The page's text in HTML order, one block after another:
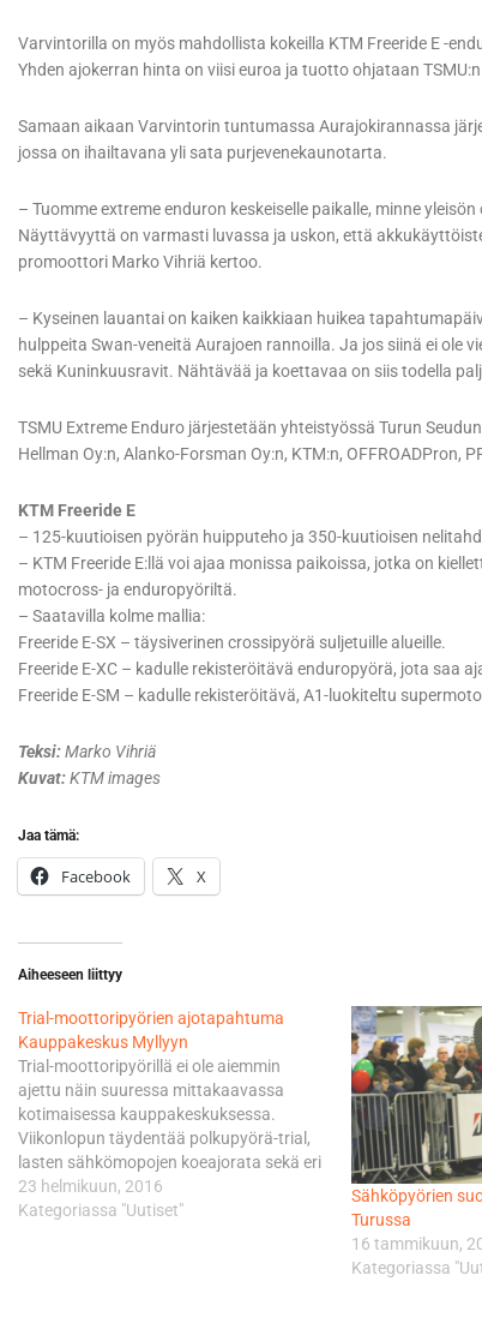
Varvintorilla on myös mahdollista kokeilla KTM Freeride E -
Yhden ajokerran hinta on viisi euroa ja tuotto ohjataan
Samaan aikaan Varvintorin tuntumassa Aurajokirannassa
jossa on ihailtavana yli sata purjevenekaunotarta.
– Tuomme extreme enduron keskeiselle paikalle, minne
Näyttävyyttä on varmasti luvassa ja uskon, että
promoottori Marko Vihriä kertoo.
– Kyseinen lauantai on kaiken kaikkiaan huikea
hulppeita Swan-veneitä Aurajoen rannoilla. Ja jos siinä ei ole
sekä Kuninkuusravit. Nähtävää ja koettavaa on siis todella
TSMU Extreme Enduro järjestetään yhteistyössä Turun
Hellman Oy:n, Alanko-Forsman Oy:n, KTM:n, OFFROADPron,
KTM Freeride E
– 125-kuutioisen pyörän huipputeho ja 350-kuutioisen
– KTM Freeride E:llä voi ajaa monissa paikoissa, jotka on
motocross- ja enduropyöriltä.
– Saatavilla kolme mallia:
Freeride E-SX – täysiverinen crossipyörä suljetuille alueille.
Freeride E-XC – kadulle rekisteröitävä enduropyörä, jota saa
Freeride E-SM – kadulle rekisteröitävä, A1-luokiteltu
Teksi:Marko Vihriä
Kuvat:KTM images
Jaa tämä:
Facebook X
Aiheeseen liittyy
Trial-moottoripyörien ajotapahtuma
Kauppakeskus Myllyyn
Trial-moottoripyörillä ei ole aiemmin
ajettu näin suuressa mittakaavassa
kotimaisessa kauppakeskuksessa.
Viikonlopun täydentää polkupyörä-trial,
lasten sähkömopojen koeajorata sekä eri
puolille kauppakeskusta levittäytyvä
uutuuspyörien näyttely. Trial-
23 helmikuun, 2016
Kategoriassa "Uutiset"
Sähköpyörien
Turussa
16 tammikuun,
Kategoriassa